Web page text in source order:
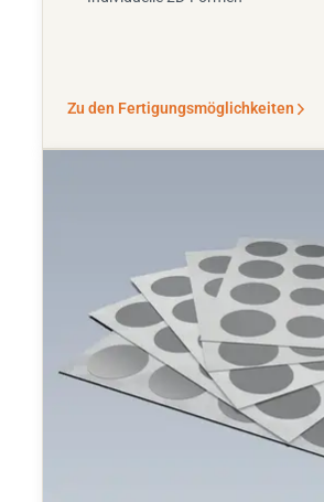
Zu den Fertigungsmöglichkeiten